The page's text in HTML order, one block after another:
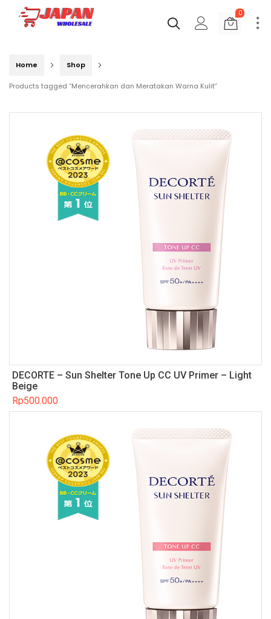
0
Home Shop
Products tagged “Mencerahkan dan Meratakan Warna Kulit”
DECORTE – Sun Shelter Tone Up CC UV Primer – Light
Beige
Rp500.000